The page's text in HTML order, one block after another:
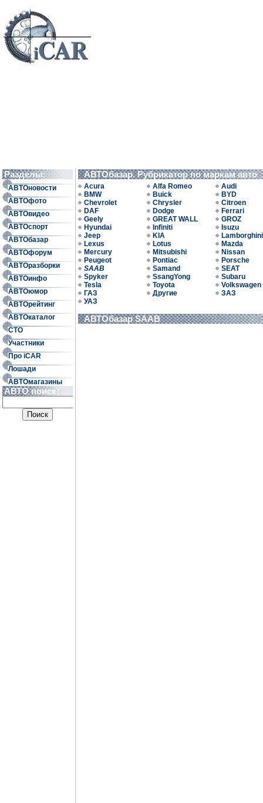
Разделы:
АВТОновости
АВТОфото
АВТОвидео
АВТОспорт
АВТОбазар
АВТОфорум
АВТОразборки
АВТОинфо
АВТОюмор
АВТОрейтинг
АВТОкаталог
СТО
Участники
Про iCAR
Лошади
АВТОмагазины
АВТО поиск:
АВТОбазар. Рубрикатор по маркам авто
Acura Alfa Romeo
Audi
BMW
Buick
BYD
Chevrolet
Chrysler
Citroen
DAF
Dodge
Ferrari
Geely
GREAT WALL
GROZ
Hyundai
Infiniti
Isuzu
Jeep
KIA
Lamborghini
Lexus
Lotus
Mazda
Mercury
Mitsubishi
Nissan
Peugeot
Pontiac
Porsche
SAAB
Samand
SEAT
Spyker
SsangYong
Subaru
Tesla
Toyota
Volkswagen
ГАЗ
Другие
ЗАЗ
УАЗ
АВТОбазар SAAB